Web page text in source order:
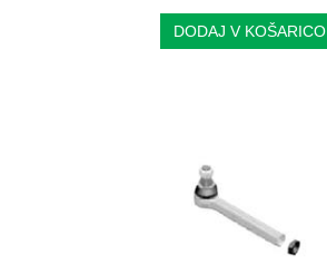
DODAJ V KOŠARICO